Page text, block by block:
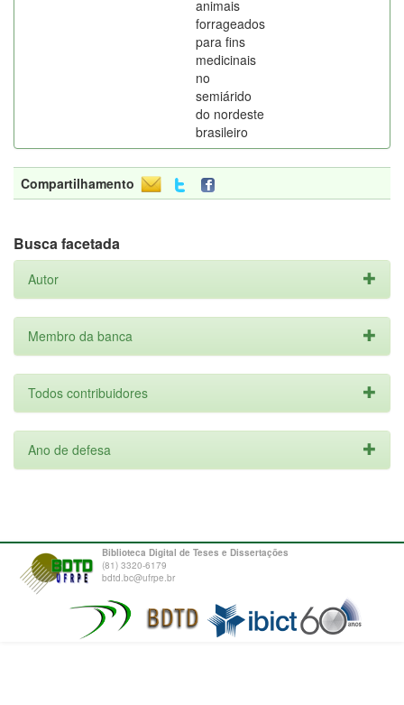
animais
forrageados
para fins
medicinais
no
semiárido
do nordeste
brasileiro
Compartilhamento
Busca facetada
Autor
Membro da banca
Todos contribuidores
Ano de defesa
Biblioteca Digital de Teses e Dissertações
(81) 3320-6179
bdtd.bc@ufrpe.br